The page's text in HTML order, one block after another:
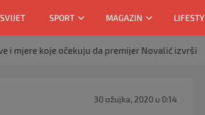
SVIJET SPORT MAGAZIN
i mjere koje očekuju da premijer Novalić izvrši
30 ožujka, 2020 u 0:14